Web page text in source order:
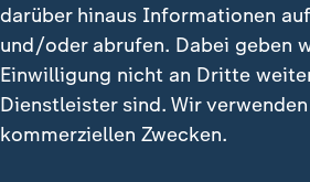
darüber hinaus Informationen
und/oder abrufen. Dabei geben
Einwilligung nicht an Dritte
Dienstleister sind. Wir
kommerziellen Zwecken.